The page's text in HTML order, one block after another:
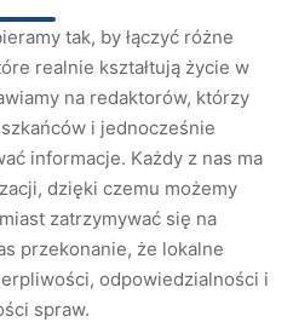
tak, by łączyć różne
realnie kształtują życie w
na redaktorów, którzy
i jednocześnie
informacje. Każdy z nas ma
dzięki czemu możemy
zatrzymywać się na
przekonanie, że lokalne
odpowiedzialności i
spraw.